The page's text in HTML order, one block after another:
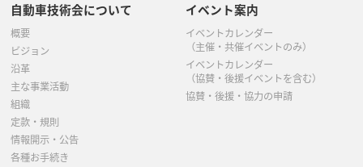
自動車技術会について
概要
ビジョン
沿革
主な事業活動
組織
定款・規則
情報開示・公告
各種お手続き
イベント案内
イベントカレンダー
（主催・共催イベントのみ）
イベントカレンダー
（協賛・後援イベントを含む）
協賛・後援・協力の申請